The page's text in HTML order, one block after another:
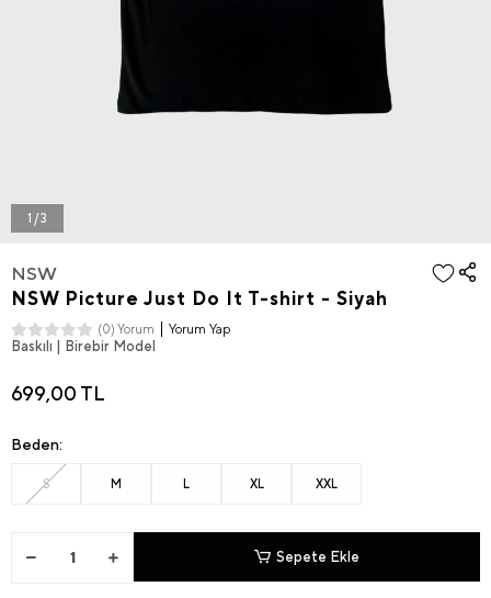
1 / 3
NSW
NSW Picture Just Do It T-shirt - Siyah
(0) Yorum Yorum Yap
Baskılı | Birebir Model
699,00 TL
Beden:
S M L XL XXL
Sepete Ekle